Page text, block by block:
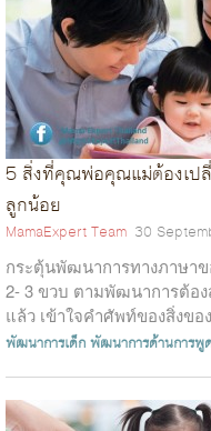
5 สิ่งที่คุณพ่อคุณแม่ต้องเป
ลูกน้อย
MamaExpert Team 30
กระตุ้นพัฒนาการทางภาษา
2- 3 ขวบ ตามพัฒนาการต้อ
แล้ว เข้าใจคำศัพท์ของสิ่งข
พ่อคุณแม่บอกได้...
พัฒนาการเด็กพัฒนาการด้านการพู